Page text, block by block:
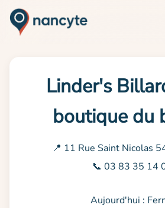
Linder's
boutique du
📍 11 Rue Saint Nicolas
📞 03 83 35 14
Aujourd'hui :